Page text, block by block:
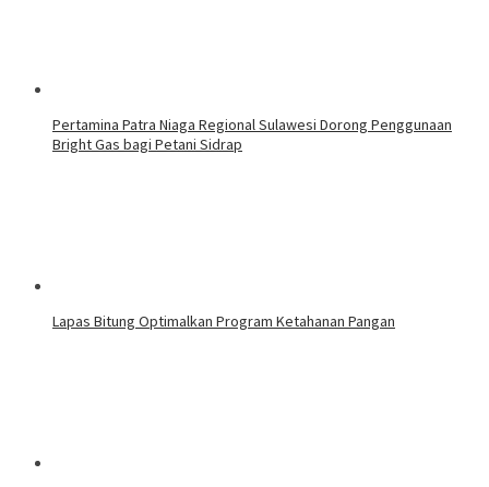
Pertamina Patra Niaga Regional Sulawesi Dorong Penggunaan
Bright Gas bagi Petani Sidrap
Lapas Bitung Optimalkan Program Ketahanan Pangan